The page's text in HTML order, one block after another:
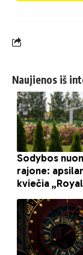
Naujienos iš